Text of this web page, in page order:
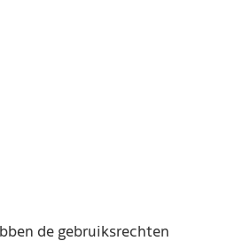
de gebruiksrechten